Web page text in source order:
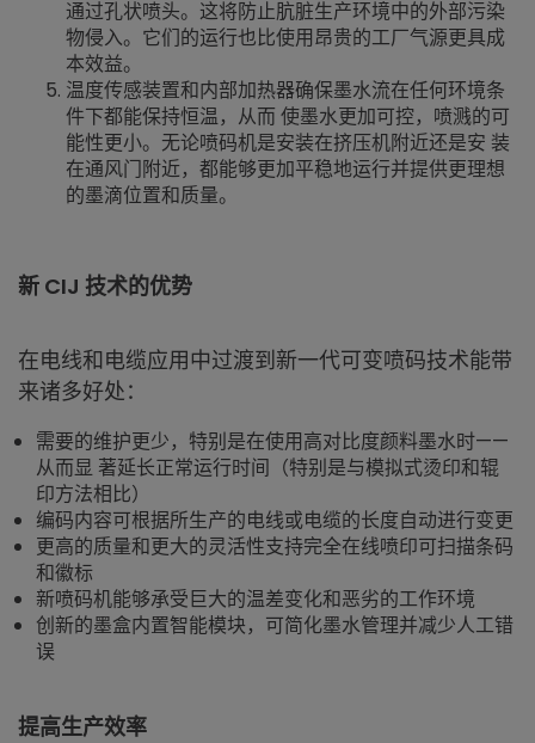
通过孔状喷头。这将防止肮脏生产环境中的外部污染
物侵入。它们的运行也比使用昂贵的工厂气源更具成
本效益。
温度传感装置和内部加热器确保墨水流在任何环境条
件下都能保持恒温，从而 使墨水更加可控，喷溅的可
能性更小。无论喷码机是安装在挤压机附近还是安 装
在通风门附近，都能够更加平稳地运行并提供更理想
的墨滴位置和质量。
新 CIJ 技术的优势
在电线和电缆应用中过渡到新一代可变喷码技术能带
来诸多好处：
需要的维护更少，特别是在使用高对比度颜料墨水时——
从而显 著延长正常运行时间（特别是与模拟式烫印和辊
印方法相比）
编码内容可根据所生产的电线或电缆的长度自动进行变更
更高的质量和更大的灵活性支持完全在线喷印可扫描条码
和徽标
新喷码机能够承受巨大的温差变化和恶劣的工作环境
创新的墨盒内置智能模块，可简化墨水管理并减少人工错
误
提高生产效率